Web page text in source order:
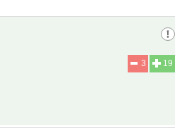
19
3